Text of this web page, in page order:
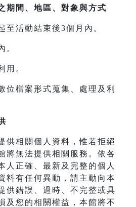
期間、地區、對象與方式
至活動結束後3個月內。
。
用。
位檔案形式蒐集、處理及利
供相關個人資料，惟若拒絕
將無法提供相關服務。依各
人正確、最新及完整的個人
料有任何異動，請主動向本
供錯誤、過時、不完整或具
及您的相關權益，本館將不